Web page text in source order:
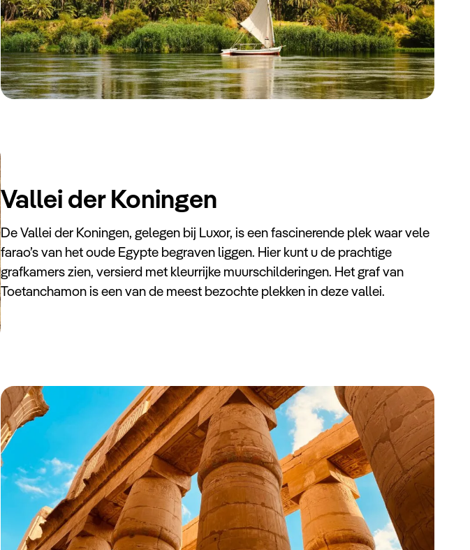
Vallei der Koningen
De Vallei der Koningen, gelegen bij Luxor, is een fascinerende plek waar vele
farao’s van het oude Egypte begraven liggen. Hier kunt u de prachtige
grafkamers zien, versierd met kleurrijke muurschilderingen. Het graf van
Toetanchamon is een van de meest bezochte plekken in deze vallei.